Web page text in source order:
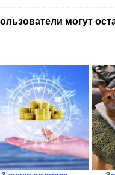
могут